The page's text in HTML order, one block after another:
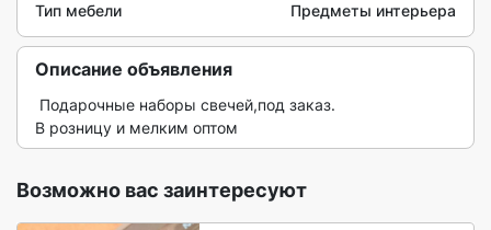
Тип мебели
Предметы интерьера
Описание объявления
В розницу и мелким оптом
Возможно вас заинтересуют